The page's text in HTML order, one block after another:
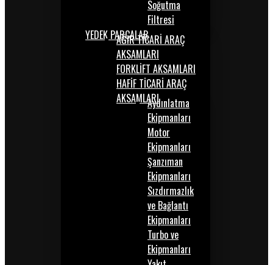
Soğutma
Filtresi
YEDEK PARÇALARAĞIR TİCARİ ARAÇ
AKSAMLARI
FORKLİFT AKSAMLARI
HAFİF TİCARİ ARAÇ
AKSAMLARIAydınlatma
Ekipmanları
Motor
Ekipmanları
Şanzıman
Ekipmanları
Sızdırmazlık
ve Bağlantı
Ekipmanları
Turbo ve
Ekipmanları